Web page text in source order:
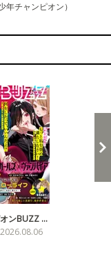
チャンピオン）
ンBUZZ …